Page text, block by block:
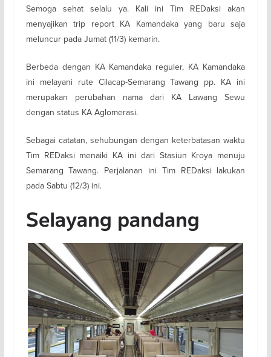
Semoga sehat selalu ya. Kali ini Tim REDaksi akan
menyajikan trip report KA Kamandaka yang baru saja
meluncur pada Jumat (11/3) kemarin.
Berbeda dengan KA Kamandaka reguler, KA Kamandaka
ini melayani rute Cilacap-Semarang Tawang pp. KA ini
merupakan perubahan nama dari KA Lawang Sewu
dengan status KA Aglomerasi.
Sebagai catatan, sehubungan dengan keterbatasan waktu
Tim REDaksi menaiki KA ini dari Stasiun Kroya menuju
Semarang Tawang. Perjalanan ini Tim REDaksi lakukan
pada Sabtu (12/3) ini.
Selayang pandang